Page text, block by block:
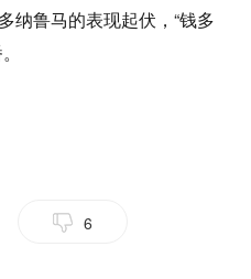
纳鲁马的表现起伏，“钱多
6